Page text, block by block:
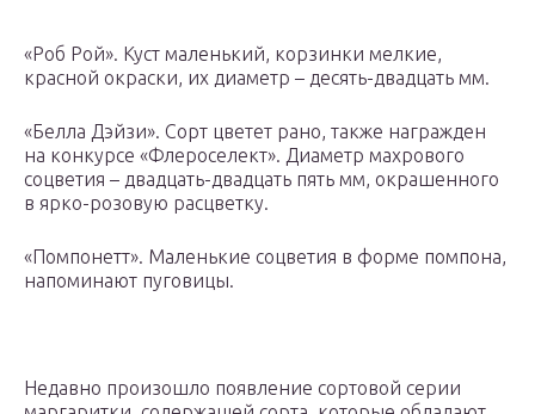
«Роб Рой». Куст маленький, корзинки мелкие,
красной окраски, их диаметр – десять-двадцать мм.
«Белла Дэйзи». Сорт цветет рано, также награжден
на конкурсе «Флероселект». Диаметр махрового
соцветия – двадцать-двадцать пять мм, окрашенного
в ярко-розовую расцветку.
«Помпонетт». Маленькие соцветия в форме помпона,
напоминают пуговицы.
Недавно произошло появление сортовой серии